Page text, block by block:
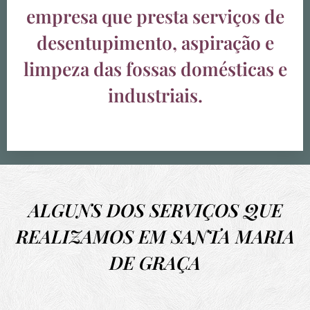
empresa que presta serviços de
desentupimento, aspiração e
limpeza das fossas domésticas e
industriais.
ALGUNS DOS SERVIÇOS QUE
REALIZAMOS EM SANTA MARIA
DE GRAÇA